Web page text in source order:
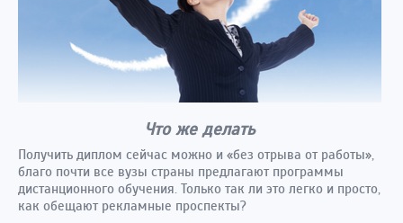
Что же делать
Получить диплом сейчас можно и «без отрыва от работы»,
благо почти все вузы страны предлагают программы
дистанционного обучения. Только так ли это легко и просто,
как обещают рекламные проспекты?